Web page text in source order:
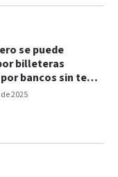
2025
se puede
billeteras
bancos sin tener
ARCA en